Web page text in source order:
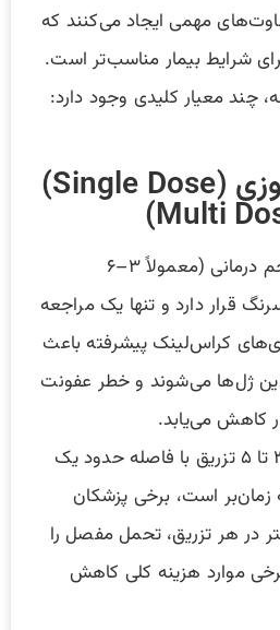
مهمی ایجاد می‌کنند که
شرایط بیمار مناسب‌تر است.
چند معیار کلیدی وجود دارد:
۱. ژل‌های تک‌دوزی (Single Dose)
تمام حجم درمانی (معمولاً ۳–۶
قرار دارد و تنها یک مراجعه
کراس‌لینک پیشرفته باعث
این ژل‌ها می‌شوند و خطر عفونت
کاهش می‌یابد.
شامل ۳ تا ۵ تزریق با فاصله حدود یک
است، برخی پزشکان
در هر تزریق، تحمل مفصل را
موارد هزینه کلی کاهش